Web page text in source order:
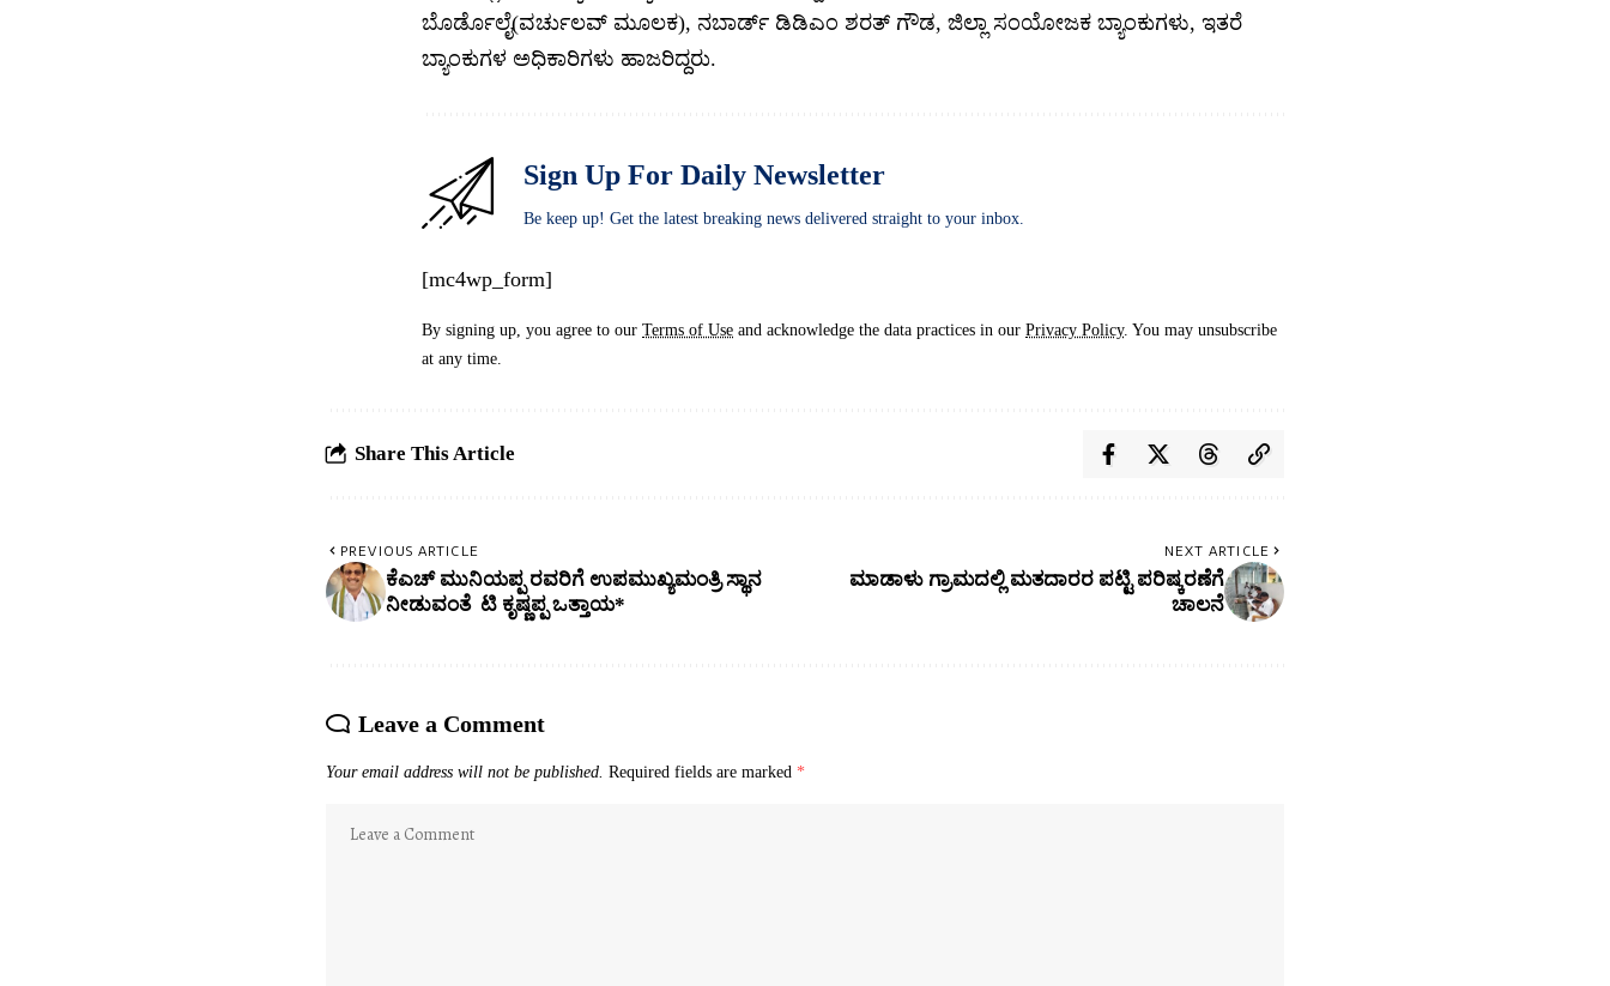
ಬೊರ್ಡೊಲೈ(ವರ್ಚುಲವ್ ಮೂಲಕ), ನಬಾರ್ಡ್ ಡಿಡಿಎಂ ಶರತ್ ಗೌಡ, ಜಿಲ್ಲಾ ಸಂಯೋಜಕ ಬ್ಯಾಂಕುಗಳು, ಇತರೆ
ಬ್ಯಾಂಕುಗಳ ಅಧಿಕಾರಿಗಳು ಹಾಜರಿದ್ದರು.
Sign Up For Daily Newsletter
Be keep up! Get the latest breaking news delivered straight to your inbox.
[mc4wp_form]
By signing up, you agree to our Terms of Use and acknowledge the data practices in our Privacy Policy. You may unsubscribe
at any time.
Share This Article
PREVIOUS ARTICLE
ಕೆಎಚ್ ಮುನಿಯಪ್ಪ ರವರಿಗೆ ಉಪಮುಖ್ಯಮಂತ್ರಿ ಸ್ಥಾನ
ನೀಡುವಂತೆ ಟಿ ಕೃಷ್ಣಪ್ಪ ಒತ್ತಾಯ*
NEXT ARTICLE
ಮಾಡಾಳು ಗ್ರಾಮದಲ್ಲಿ ಮತದಾರರ ಪಟ್ಟಿ ಪರಿಷ್ಕರಣೆಗೆ
ಚಾಲನೆ
Leave a Comment
Your email address will not be published. Required fields are marked *